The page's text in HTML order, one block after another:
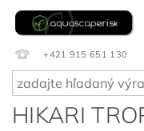
+421 915 651 130
HIKARI